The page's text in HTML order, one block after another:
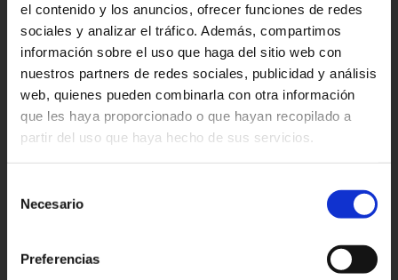
el contenido y los anuncios, ofrecer funciones de redes
sociales y analizar el tráfico. Además, compartimos
información sobre el uso que haga del sitio web con
nuestros partners de redes sociales, publicidad y análisis
web, quienes pueden combinarla con otra información
que les haya proporcionado o que hayan recopilado a
partir del uso que haya hecho de sus servicios.
Necesario
Preferencias
Productos Relacionados